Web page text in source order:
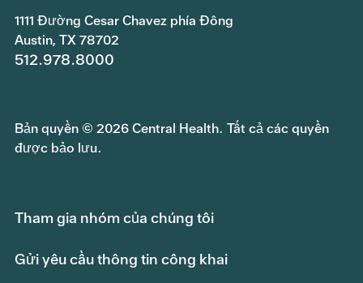
1111 Đường Cesar Chavez phía Đông
Austin, TX 78702
512.978.8000
Bản quyền © 2026 Central Health. Tất cả các quyền
được bảo lưu.
Tham gia nhóm của chúng tôi
Gửi yêu cầu thông tin công khai